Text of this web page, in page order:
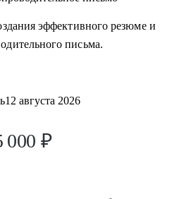
потолок", проработать
эффективного резюме и
письма.
12 августа 2026
000 ₽